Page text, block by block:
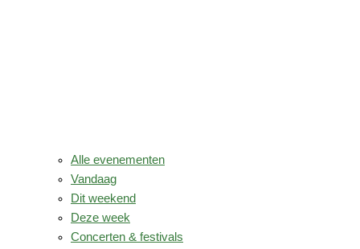
Alle evenementen
Vandaag
Dit weekend
Deze week
Concerten & festivals